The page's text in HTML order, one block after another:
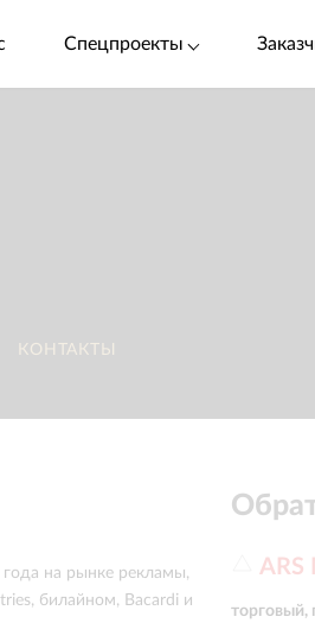
Спецпроекты
КОНТАКТЫ
на рынке рекламы,
билайном, Bacardi и
ARS
торговый,